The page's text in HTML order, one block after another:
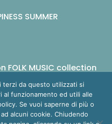
SUMMER
FOLK MUSIC collection
da questo utilizzati si
al funzionamento ed utili alle
Se vuoi saperne di più o
alcuni cookie. Chiudendo